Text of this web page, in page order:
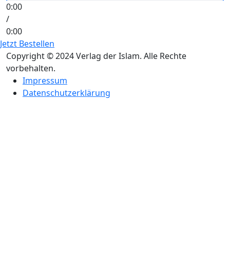
0:00
/
0:00
Jetzt Bestellen
Copyright © 2024 Verlag der Islam. Alle Rechte
vorbehalten.
Impressum
Datenschutzerklärung